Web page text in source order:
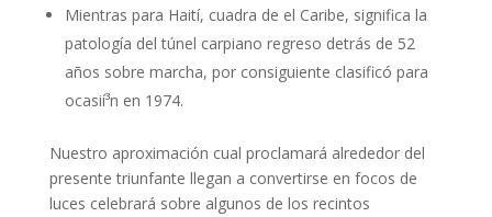
Mientras para Haití, cuadra de el Caribe, significa la
patologí­a del túnel carpiano regreso detrás de 52
años sobre marcha, por consiguiente clasificó para
ocasií³n en 1974.
Nuestro aproximación cual proclamará alrededor del
presente triunfante llegan a convertirse en focos de
luces celebrará sobre algunos de los recintos